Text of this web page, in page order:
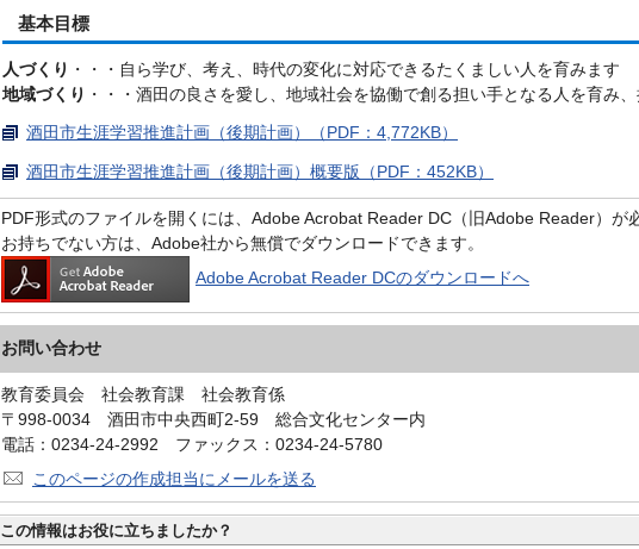
基本目標
人づくり ・・・自ら学び、考え、時代の変化に対応できるたくましい人を育みます
地域づくり ・・・酒田の良さを愛し、地域社会を協働で創る担い手となる人を育み
酒田市生涯学習推進計画（後期計画）（PDF：4,772KB）
酒田市生涯学習推進計画（後期計画）概要版（PDF：452KB）
PDF形式のファイルを開くには、Adobe Acrobat Reader DC（旧Adobe Reader）が
お持ちでない方は、Adobe社から無償でダウンロードできます。
Adobe Acrobat Reader DCのダウンロードへ
お問い合わせ
教育委員会 社会教育課 社会教育係
〒998-0034 酒田市中央西町2-59 総合文化センター内
電話：0234-24-2992 ファックス：0234-24-5780
このページの作成担当にメールを送る
この情報はお役に立ちましたか？